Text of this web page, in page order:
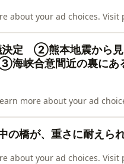
about your ad choices.
定 ②熊本地震から見
峡合意間近の裏にあ
more about your ad
の橋が、重さに耐えら
about your ad choices.